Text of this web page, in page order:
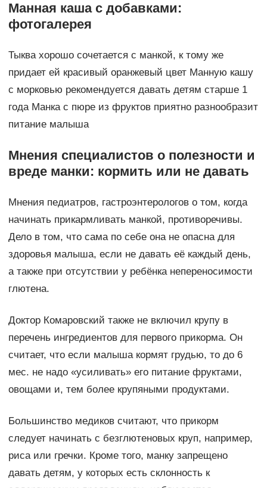
Манная каша с добавками:
фотогалерея
Тыква хорошо сочетается с манкой, к тому же
придает ей красивый оранжевый цвет Манную кашу
с морковью рекомендуется давать детям старше 1
года Манка с пюре из фруктов приятно разнообразит
питание малыша
Мнения специалистов о полезности и
вреде манки: кормить или не давать
Мнения педиатров, гастроэнтерологов о том, когда
начинать прикармливать манкой, противоречивы.
Дело в том, что сама по себе она не опасна для
здоровья малыша, если не давать её каждый день,
а также при отсутствии у ребёнка непереносимости
глютена.
Доктор Комаровский также не включил крупу в
перечень ингредиентов для первого прикорма. Он
считает, что если малыша кормят грудью, то до 6
мес. не надо «усиливать» его питание фруктами,
овощами и, тем более крупяными продуктами.
Большинство медиков считают, что прикорм
следует начинать с безглютеновых круп, например,
риса или гречки. Кроме того, манку запрещено
давать детям, у которых есть склонность к